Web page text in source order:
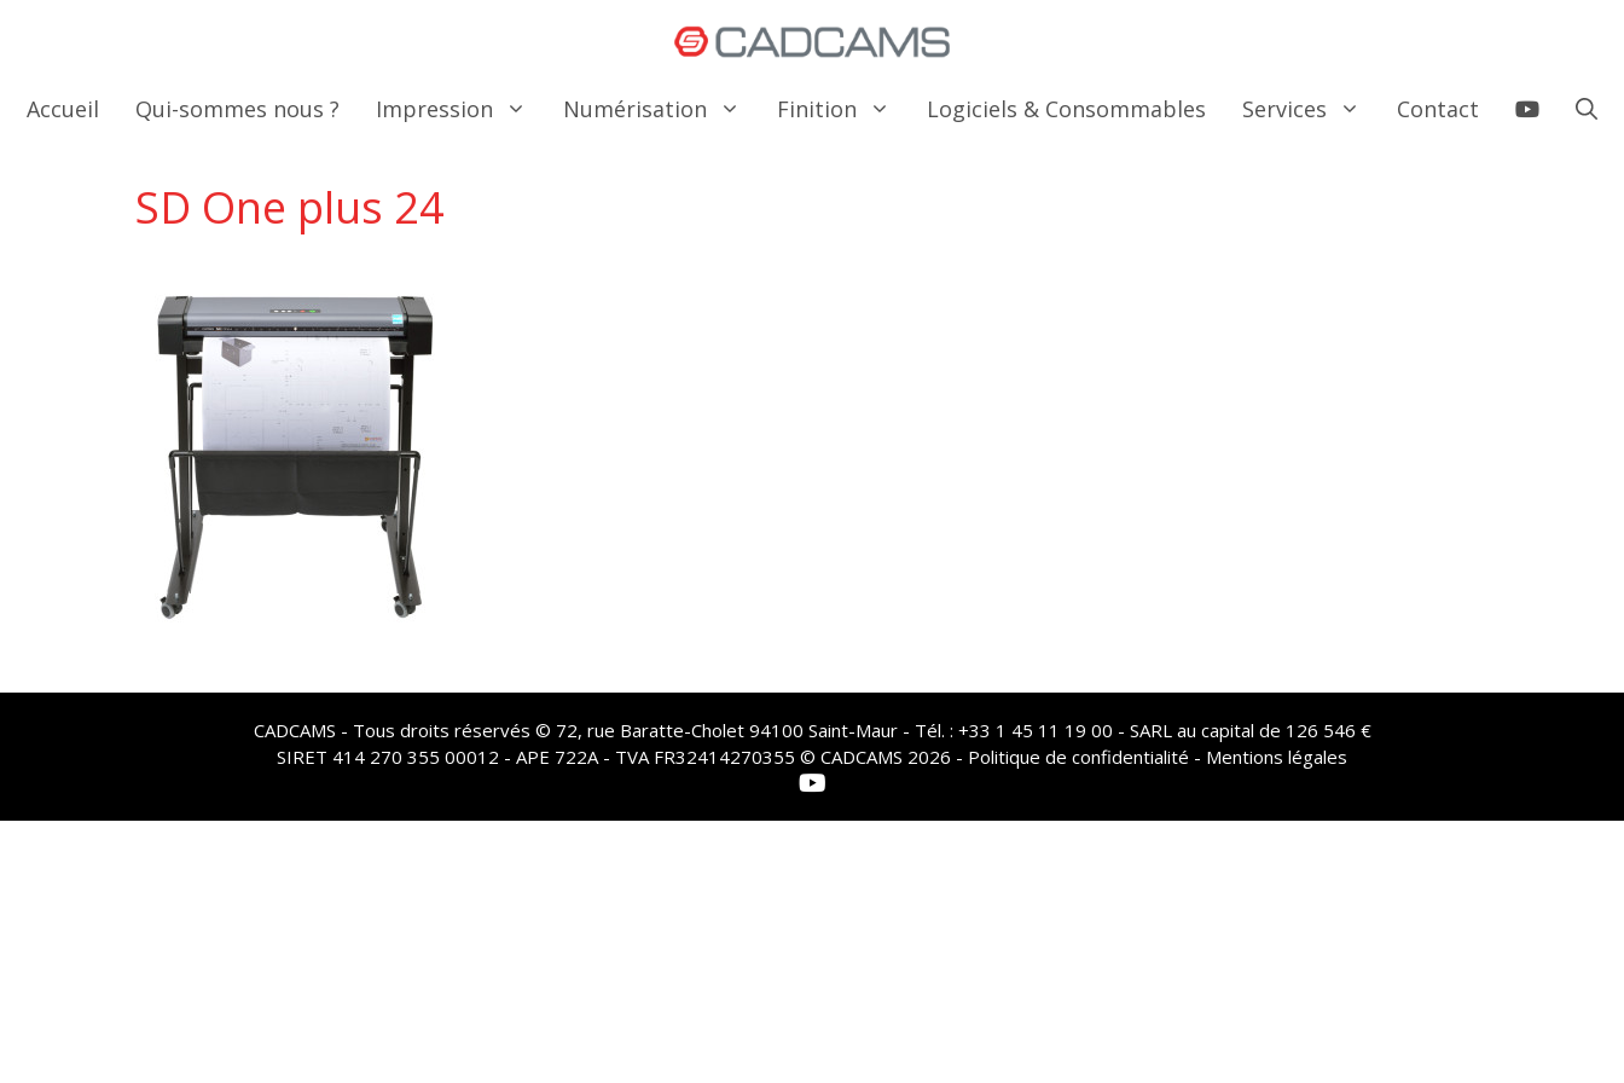
Accueil Qui-sommes nous ? Impression Numérisation Finition Logiciels & Consommables Services Contact
SD One plus 24
CADCAMS - Tous droits réservés © 72, rue Baratte-Cholet 94100 Saint-Maur - Tél. : +33 1 45 11 19 00 - SARL au capital de 126 546 €
SIRET 414 270 355 00012 - APE 722A - TVA FR32414270355 © CADCAMS 2026 - Politique de confidentialité - Mentions légales